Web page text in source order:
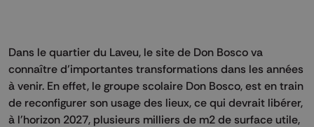
Dans le quartier du Laveu, le site de Don Bosco va
connaître d’importantes transformations dans les années
à venir. En effet, le groupe scolaire Don Bosco, est en train
de reconfigurer son usage des lieux, ce qui devrait libérer,
à l'horizon 2027, plusieurs milliers de m2 de surface utile,